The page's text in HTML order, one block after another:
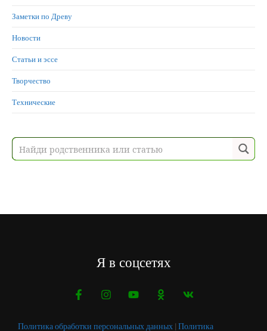
Заметки по Древу
Новости
Статьи и эссе
Творчество
Технические
Я в соцсетях
Политика обработки персональных данных | Политика